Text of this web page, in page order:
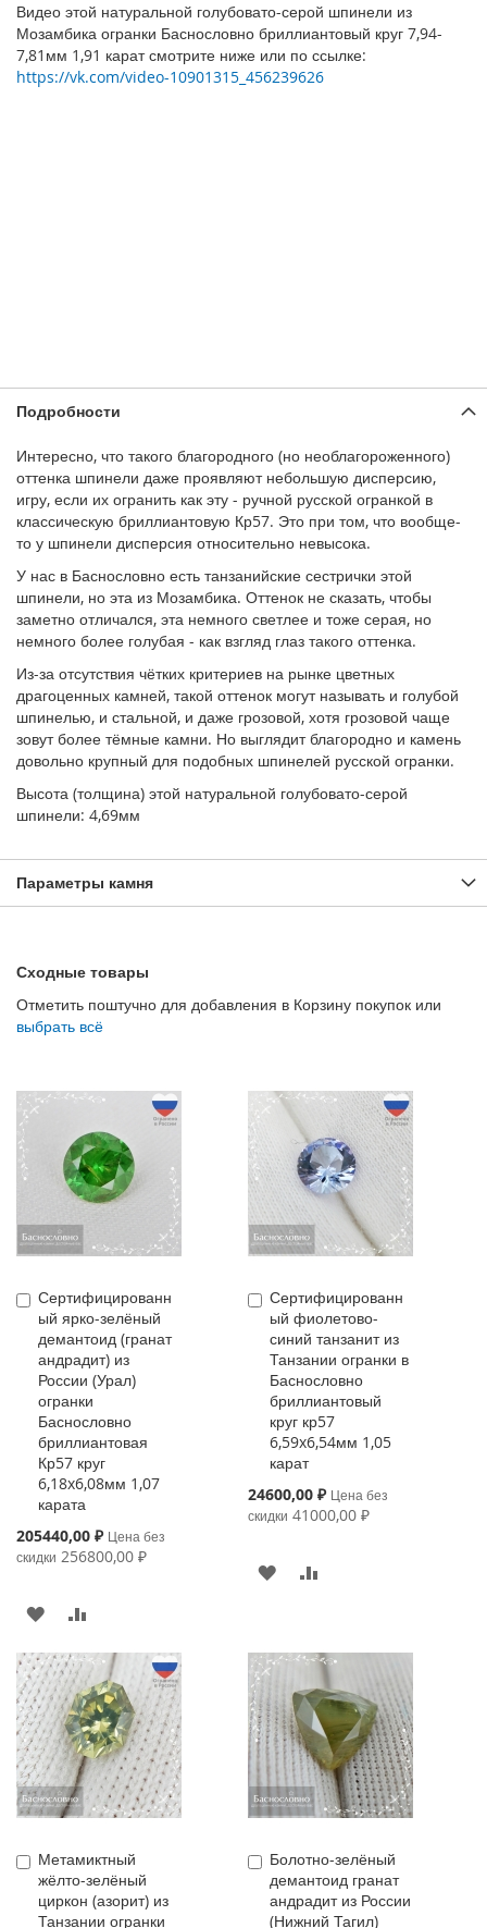
Видео этой натуральной голубовато-серой шпинели из
Мозамбика огранки Баснословно бриллиантовый круг 7,94-
7,81мм 1,91 карат смотрите ниже или по ссылке:
https://vk.com/video-10901315_456239626
Подробности
Интересно, что такого благородного (но необлагороженного)
оттенка шпинели даже проявляют небольшую дисперсию,
игру, если их огранить как эту - ручной русской огранкой в
классическую бриллиантовую Кр57. Это при том, что вообще-
то у шпинели дисперсия относительно невысока.
У нас в Баснословно есть танзанийские сестрички этой
шпинели, но эта из Мозамбика. Оттенок не сказать, чтобы
заметно отличался, эта немного светлее и тоже серая, но
немного более голубая - как взгляд глаз такого оттенка.
Из-за отсутствия чётких критериев на рынке цветных
драгоценных камней, такой оттенок могут называть и голубой
шпинелью, и стальной, и даже грозовой, хотя грозовой чаще
зовут более тёмные камни. Но выглядит благородно и камень
довольно крупный для подобных шпинелей русской огранки.
Высота (толщина) этой натуральной голубовато-серой
шпинели: 4,69мм
Параметры камня
Сходные товары
Отметить поштучно для добавления в Корзину покупок или
выбрать всё
Сертифицированн
ый ярко-зелёный
демантоид (гранат
андрадит) из
России (Урал)
огранки
Баснословно
бриллиантовая
Кр57 круг
6,18x6,08мм 1,07
карата
Special
205440,00 ₽ Цена без
скидки 256800,00 ₽
Купить
В
ИЗБРАННОЕ
СРАВНЕНИЮ
Сертифицированн
ый фиолетово-
синий танзанит из
Танзании огранки в
Баснословно
бриллиантовый
круг кр57
6,59x6,54мм 1,05
карат
Special
24600,00 ₽ Цена без
скидки 41000,00 ₽
Купить
В
Метамиктный
жёлто-зелёный
циркон (азорит) из
Танзании огранки
Купить
Болотно-зелёный
демантоид гранат
андрадит из России
(Нижний Тагил)
Купить